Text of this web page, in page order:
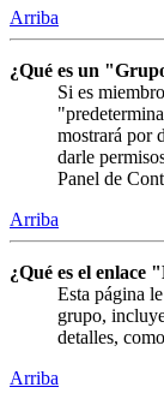
Arriba
¿Qué es un
Si es
mostrará por
darle
Panel de
Arriba
¿Qué es el enlace
Esta página
grupo,
detalles,
Arriba